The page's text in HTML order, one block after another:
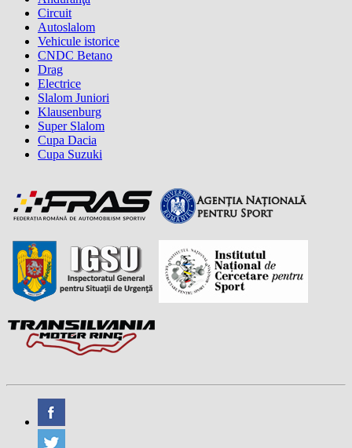
Circuit
Autoslalom
Vehicule istorice
CNDC Betano
Drag
Electrice
Slalom Juniori
Klausenburg
Super Slalom
Cupa Dacia
Cupa Suzuki